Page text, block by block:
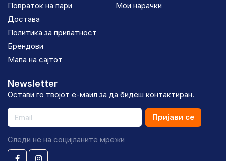
Повраток на пари
Достава
Политика за приватност
Брендови
Мапа на сајтот
Мои нарачки
Newsletter
Остави го твојот е-маил за да бидеш контактиран.
Пријави се
Следи не на социјланите мрежи